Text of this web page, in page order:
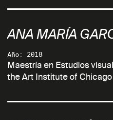
ANA MARÍA
Año: 2018
Maestría en Estudios
the Art Institute of Chicago